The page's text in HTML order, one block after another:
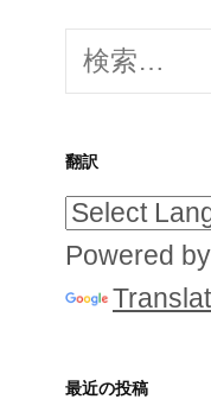
検
索:
翻訳
Powered by
最近の投稿